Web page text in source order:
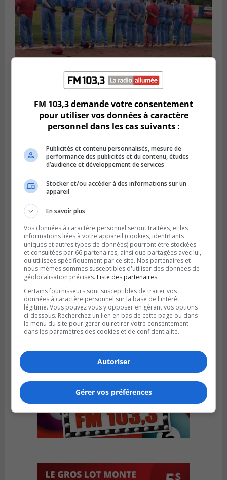
Publié le 6 août 2026 à 05h11
Une poussée tardive propulse les Ducs
vers la victoire à Laval
LONGUEUIL
Publié le 5 août 2026 à 08h38
Les Ducs s’inclinent 4‑3 face à ABC 16U
dans un match serré à Longueuil
FM 103,3 demande votre consentement
pour utiliser vos données à caractère
personnel dans les cas suivants :
Publicités et contenu personnalisés, mesure de
performance des publicités et du contenu, études
d’audience et développement de services
Stocker et/ou accéder à des informations sur un
appareil
En savoir plus
Vos données à caractère personnel seront traitées, et les
informations liées à votre appareil (cookies, identifiants
uniques et autres types de données) pourront être stockées
et consultées par 66 partenaires, ainsi que partagées avec lui,
ou utilisées spécifiquement par ce site. Nos partenaires et
nous-mêmes sommes susceptibles d'utiliser des données de
géolocalisation précises. Liste des partenaires.
Certains fournisseurs sont susceptibles de traiter vos
données à caractère personnel sur la base de l'intérêt
légitime. Vous pouvez vous y opposer en gérant vos options
ci-dessous. Recherchez un lien en bas de cette page ou dans
le menu du site pour gérer ou retirer votre consentement
dans les paramètres des cookies et de confidentialité.
Autoriser
Gérer vos préférences